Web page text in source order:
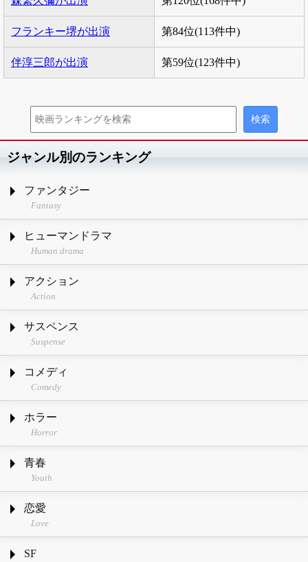
フランキー堺が出演 第84位(113件中)
伴淳三郎が出演 第59位(123件中)
ジャンル別のランキング
ファンタジー
Fantasy
ヒューマンドラマ
Human drama
アクション
Action
サスペンス
Suspense
コメディ
Comedy
ホラー
Horror
青春
Youth
恋愛
Love
SF